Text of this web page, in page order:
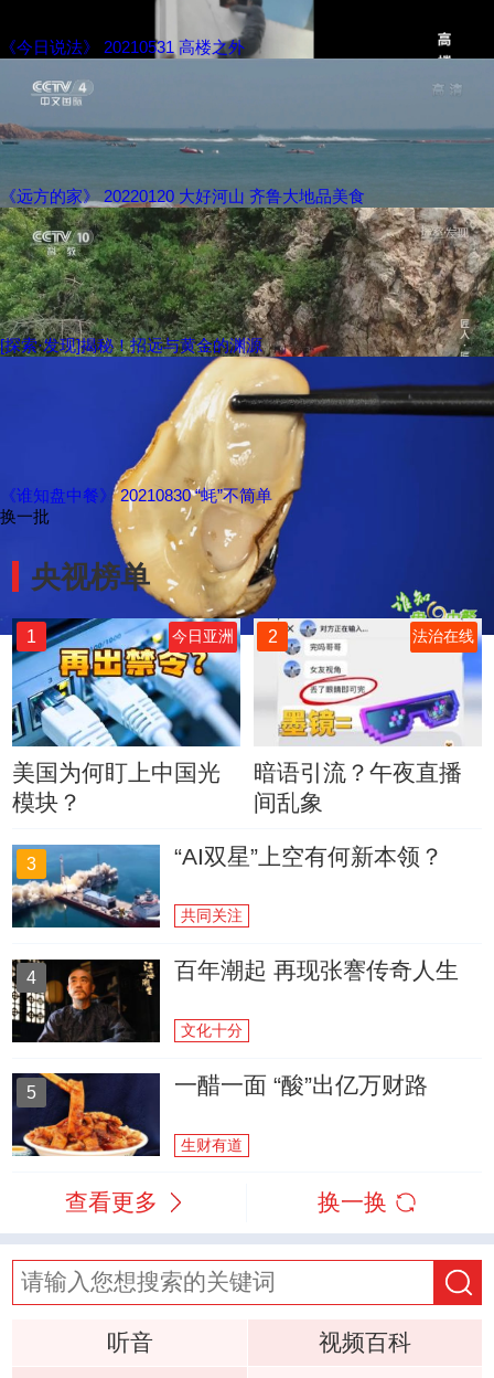
《今日说法》 20210531 高楼之外
《远方的家》 20220120 大好河山 齐鲁大地品美食
[探索·发现]揭秘！招远与黄金的渊源
《谁知盘中餐》 20210830 “蚝”不简单
换一批
央视榜单
1 今日亚洲
美国为何盯上中国光
模块？
2 法治在线
暗语引流？午夜直播
间乱象
3 “AI双星”上空有何新本领？
共同关注
4 百年潮起 再现张謇传奇人生
文化十分
5 一醋一面 “酸”出亿万财路
生财有道
查看更多 换一换
听音
视频百科